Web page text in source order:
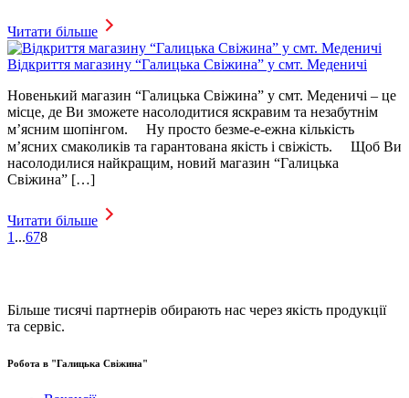
Читати більше
Відкриття магазину “Галицька Свіжина” у смт. Меденичі
Новенький магазин “Галицька Свіжина” у смт. Меденичі – це
місце, де Ви зможете насолодитися яскравим та незабутнім
м’ясним шопінгом. ⠀ Ну просто безме-е-ежна кількість
м’ясних смаколиків та гарантована якість і свіжість. ⠀ Щоб Ви
насолодилися найкращим, новий магазин “Галицька
Свіжина” […]
Читати більше
1 ...678
Більше тисячі партнерів обирають нас через якість продукції
та сервіс.
Робота в "Галицька Свіжина"